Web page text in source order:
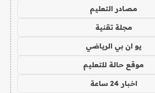
مصادر التعليم
مجلة تقنية
يو ان بي الرياضي
موقع حالة للتعليم
اخبار 24 ساعة